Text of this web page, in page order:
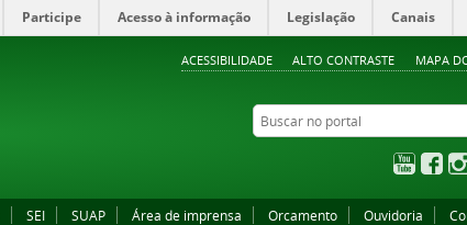
ACESSIBILIDADE ALTO CONTRASTE MAPA
Participe Acesso à informação Legislação Canais
Buscar no portal
YouTube
SEI SUAP Área de imprensa Orcamento Ouvidoria